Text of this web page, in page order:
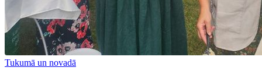
Tukumā un novadā